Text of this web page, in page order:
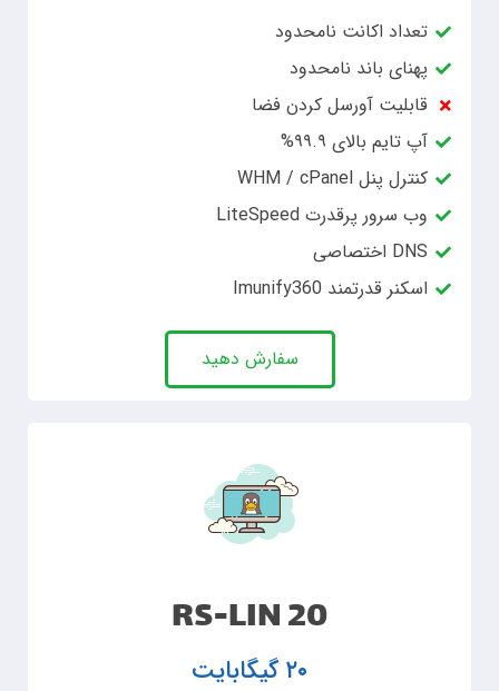
تعداد اکانت نامحدود
پهنای باند نامحدود
قابلیت آورسل کردن فضا
آپ تایم بالای ۹۹.۹%
کنترل پنل WHM / cPanel
وب سرور پرقدرت LiteSpeed
DNS اختصاصی
اسکنر قدرتمند Imunify360
سفارش دهید
RS-LIN 20
۲۰ گیگابایت